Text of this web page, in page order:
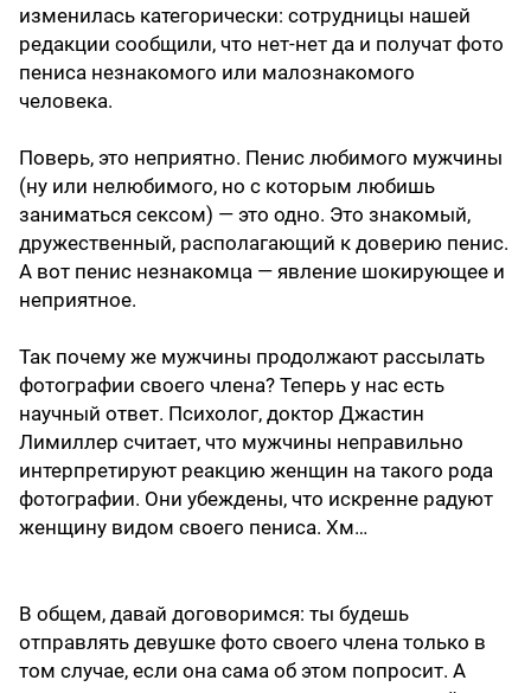
изменилась категорически: сотрудницы нашей
редакции сообщили, что нет-нет да и получат фото
пениса незнакомого или малознакомого
человека.
Поверь, это неприятно. Пенис любимого мужчины
(ну или нелюбимого, но с которым любишь
заниматься сексом) — это одно. Это знакомый,
дружественный, располагающий к доверию пенис.
А вот пенис незнакомца — явление шокирующее и
неприятное.
Так почему же мужчины продолжают рассылать
фотографии своего члена? Теперь у нас есть
научный ответ. Психолог, доктор Джастин
Лимиллер считает, что мужчины неправильно
интерпретируют реакцию женщин на такого рода
фотографии. Они убеждены, что искренне радуют
женщину видом своего пениса. Хм…
В общем, давай договоримся: ты будешь
отправлять девушке фото своего члена только в
том случае, если она сама об этом попросит. А